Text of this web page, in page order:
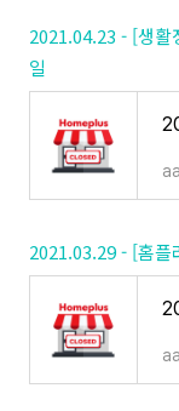
2021.04.23 - [생활
일
2021.03.29 - [홈플